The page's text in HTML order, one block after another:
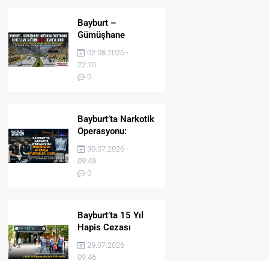
Bayburt –
Gümüşhane
Hattında Elektronik
Denetleme Sistemi
(EDS) Devreye Girdi
02.08.2026 -
22:10
0
Bayburt’ta Narkotik
Operasyonu:
Midesinden 47
Parça Uyuşturucu
Çıktı!
30.07.2026 -
09:49
0
Bayburt’ta 15 Yıl
Hapis Cezası
Bulunan Şahıs
JASAT’ın
29.07.2026 -
09:46